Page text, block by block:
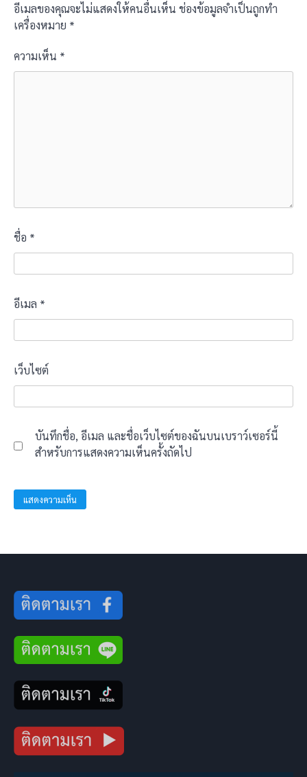
อีเมลของคุณจะไม่แสดงให้คนอื่นเห็น ช่องข้อมูลจำเป็นถูกทำ
เครื่องหมาย *
ความเห็น *
ชื่อ *
อีเมล *
เว็บไซต์
บันทึกชื่อ, อีเมล และชื่อเว็บไซต์ของฉันบนเบราว์เซอร์นี้
สำหรับการแสดงความเห็นครั้งถัดไป